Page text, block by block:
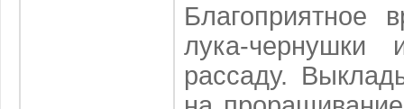
Благоприятное
лука-чернушки
рассаду.